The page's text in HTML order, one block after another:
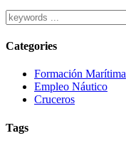
Categories
Formación Marítima
Empleo Náutico
Cruceros
Tags